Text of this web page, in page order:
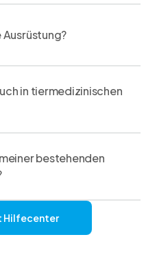
in tiermedizinischen
bestehenden
Hilfecenter